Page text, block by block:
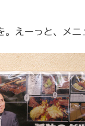
。えーっと、メニ